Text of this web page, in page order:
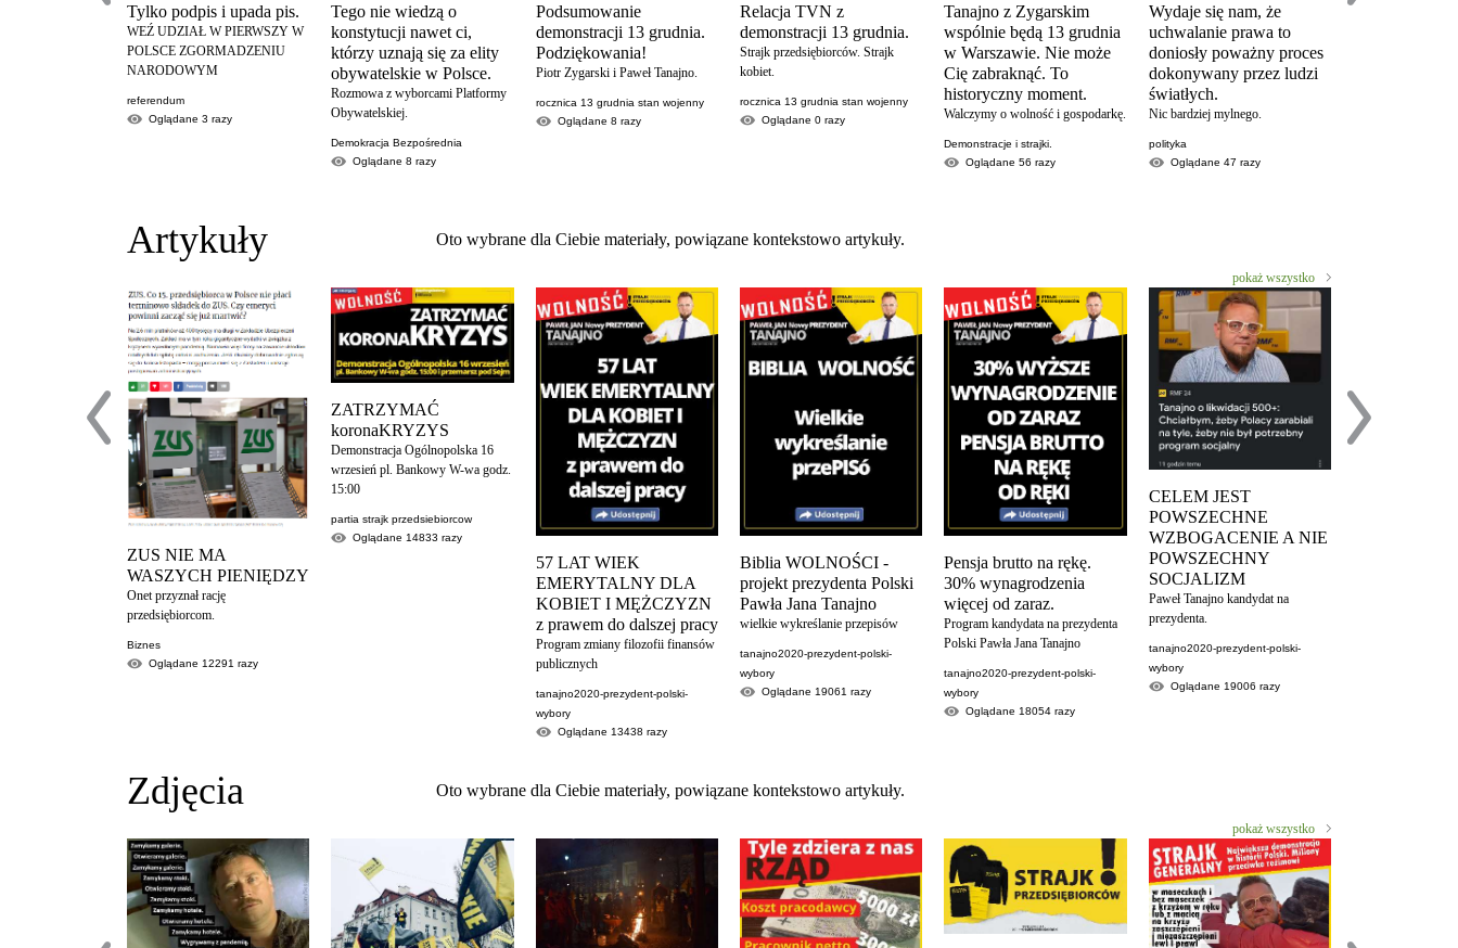
Tylko podpis i upada pis.
WEŹ UDZIAŁ W PIERWSZY W
POLSCE ZGORMADZENIU
NARODOWYM
referendum
Oglądane 3 razy
Tego nie wiedzą o
konstytucji nawet ci,
którzy uznają się za elity
obywatelskie w Polsce.
Rozmowa z wyborcami Platformy
Obywatelskiej.
Demokracja Bezpośrednia
Oglądane 8razy
Podsumowanie
demonstracji 13 grudnia.
Podziękowania!
Piotr Zygarski i Paweł Tanajno.
rocznica 13 grudnia stan wojenny
Oglądane 8 razy
Relacja TVN z
demonstracji 13 grudnia.
Strajk przedsiębiorców. Strajk
kobiet.
rocznica 13 grudnia stan wojenny
Oglądane 0 razy
Tanajno z Zygarskim
wspólnie będą 13 grudnia
w Warszawie. Nie może
Cię zabraknąć. To
historyczny moment.
Walczymy o wolność i gospodarkę.
Demonstracje i strajki.
Oglądane 56razy
Wydaje się nam, że
uchwalanie prawa to
doniosły poważny proces
dokonywany przez ludzi
światłych.
Nic bardziej mylnego.
polityka
Oglądane 47 razy
Analiza
Artykuły Oto wybrane dla Ciebie materiały, powiązane kontekstowo artykuły.
pokaż wszystko
ZUS NIE MA
WASZYCH PIENIĘDZY
Onet przyznał rację
przedsiębiorcom.
Biznes
Oglądane 12291 razy
ZATRZYMAĆ
koronaKRYZYS
Demonstracja Ogólnopolska 16
wrzesień pl. Bankowy W-wa godz.
15:00
partia strajk przedsiebiorcow
Oglądane 14833razy
57 LAT WIEK
EMERYTALNY DLA
KOBIET I MĘŻCZYZN
z prawem do dalszej pracy
Program zmiany filozofii finansów
publicznych
tanajno2020-prezydent-polski-
wybory
Oglądane 13438 razy
Biblia WOLNOŚCI -
projekt prezydenta Polski
Pawła Jana Tanajno
wielkie wykreślanie przepisów
tanajno2020-prezydent-polski-
wybory
Oglądane 19061 razy
Pensja brutto na rękę.
30% wynagrodzenia
więcej od zaraz.
Program kandydata na prezydenta
Polski Pawła Jana Tanajno
tanajno2020-prezydent-polski-
wybory
Oglądane 18054razy
CELEM JEST
POWSZECHNE
WZBOGACENIE A NIE
POWSZECHNY
SOCJALIZM
Paweł Tanajno kandydat na
prezydenta.
tanajno2020-prezydent-polski-
wybory
Oglądane 19006 razy
PO
WOLNOŚĆ
Zdjęcia Oto wybrane dla Ciebie materiały, powiązane kontekstowo artykuły.
pokaż wszystko